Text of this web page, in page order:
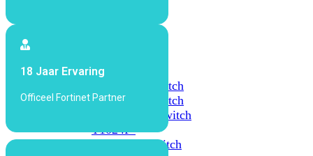
FortiSwitch
FortiSwitch
1048EFortiSwitch
FortiSwitch
T1024F-
FortiSwitch
18 Jaar Ervaring
Officeel Fortinet Partner